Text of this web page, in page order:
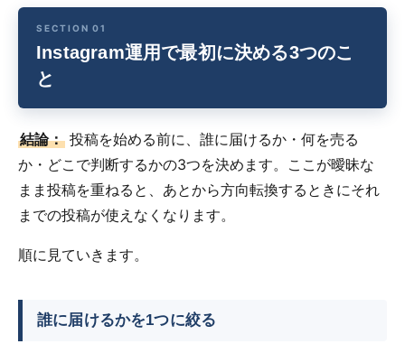
Instagram運用で最初に決める3つのこ
と
結論： 投稿を始める前に、誰に届けるか・何を売る
か・どこで判断するかの3つを決めます。ここが曖昧な
まま投稿を重ねると、あとから方向転換するときにそれ
までの投稿が使えなくなります。
順に見ていきます。
誰に届けるかを1つに絞る